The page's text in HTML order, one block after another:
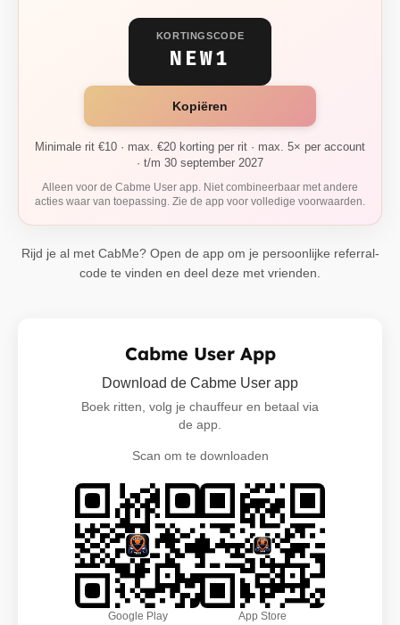
KORTINGSCODE
NEW1
Kopiëren
Minimale rit €10 · max. €20 korting per rit · max. 5× per account
· t/m 30 september 2027
Alleen voor de Cabme User app. Niet combineerbaar met andere
acties waar van toepassing. Zie de app voor volledige voorwaarden.
Rijd je al met CabMe? Open de app om je persoonlijke referral-
code te vinden en deel deze met vrienden.
Cabme User App
Download de Cabme User app
Boek ritten, volg je chauffeur en betaal via
de app.
Scan om te downloaden
Google Play App Store